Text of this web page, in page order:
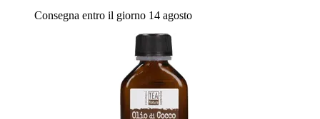
Consegna entro il giorno 14 agosto